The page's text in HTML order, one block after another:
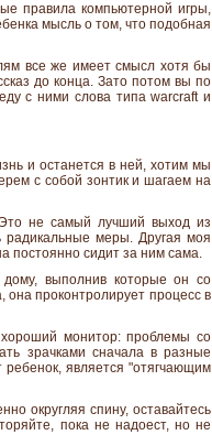
правила компьютерной игры,
мысль о том, что подобная
все же имеет смысл хотя бы
до конца. Зато потом вы по
с ними слова типа warcraft и
и останется в ней, хотим мы
с собой зонтик и шагаем на
не самый лучший выход из
радикальные меры. Другая моя
постоянно сидит за ним сама.
выполнив которые он со
она проконтролирует процесс в
хороший монитор: проблемы со
зрачками сначала в разные
является "отягчающим
округляя спину, оставайтесь
пока не надоест, но не